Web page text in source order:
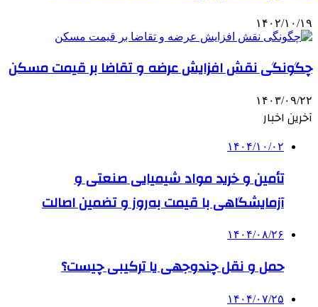
۱۴۰۲/۱۰/۱۹
چگونگی نقش افزایش عرضه و تقاضا بر قیمت مسکن
۱۴۰۳/۰۹/۲۲
آخرین اخبار
۱۴۰۴/۱۰/۰۲
تأمین و خرید مواد شیمیایی صنعتی و
آزمایشگاهی با قیمت به‌روز و تضمین اصالت
۱۴۰۴/۰۸/۲۶
حمل و نقل چندوجهی یا ترکیبی چیست؟
۱۴۰۴/۰۷/۲۵